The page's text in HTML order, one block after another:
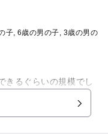
子 6歳の男の子 3歳の男の
きるぐらいの規模でし